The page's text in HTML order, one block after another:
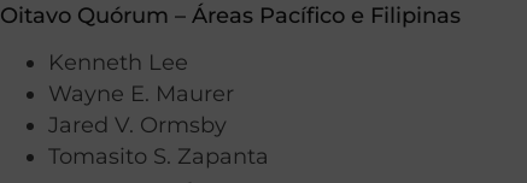
Oitavo Quórum – Áreas Pacífico e Filipinas
Kenneth Lee
Wayne E. Maurer
Jared V. Ormsby
Tomasito S. Zapanta